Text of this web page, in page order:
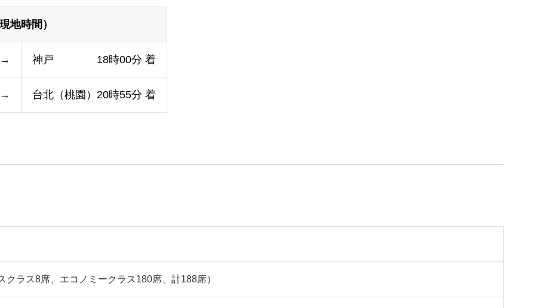
地時間）
→ 神戸 18時00分 着
→ 台北（桃園）20時55分 着
クラス8席、エコノミークラス180席、計188席）